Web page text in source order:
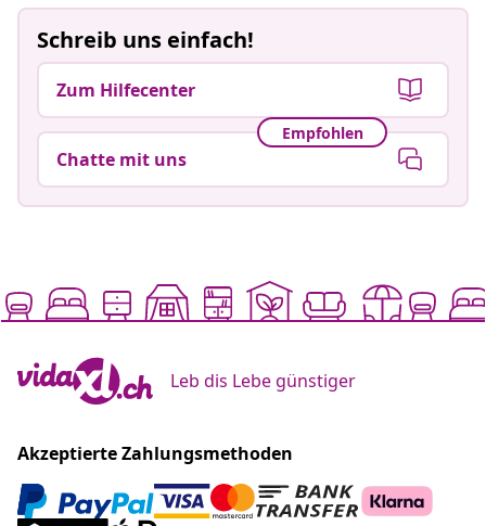
Schreib uns einfach!
Zum Hilfecenter
Empfohlen
Chatte mit uns
Leb dis Lebe günstiger
Akzeptierte Zahlungsmethoden